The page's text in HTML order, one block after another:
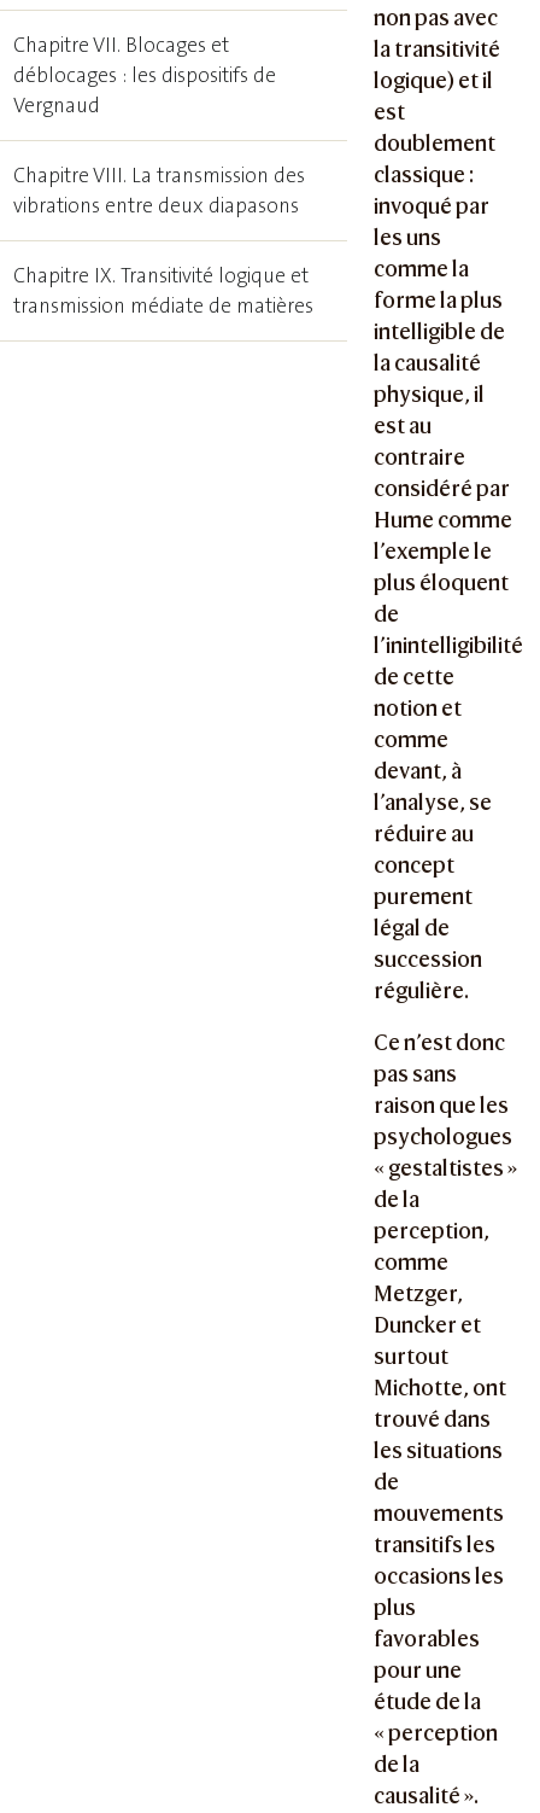
non pas avec
la transitivité
logique) et il
est
doublement
classique :
invoqué par
les uns
comme la
forme la plus
intelligible de
la causalité
physique, il
est au
contraire
considéré par
Hume comme
l’exemple le
plus éloquent
de
l’inintelligibilité
de cette
notion et
comme
devant, à
l’analyse, se
réduire au
concept
purement
légal de
succession
régulière.
Ce n’est donc
pas sans
raison que les
psychologues
« gestaltistes »
de la
perception,
comme
Metzger,
Duncker et
surtout
Michotte, ont
trouvé dans
les situations
de
mouvements
transitifs les
occasions les
plus
favorables
pour une
étude de la
« perception
de la
causalité ».
Chapitre VII. Blocages et
déblocages : les dispositifs de
Vergnaud
Chapitre VIII. La transmission des
vibrations entre deux diapasons
Chapitre IX. Transitivité logique et
transmission médiate de matières